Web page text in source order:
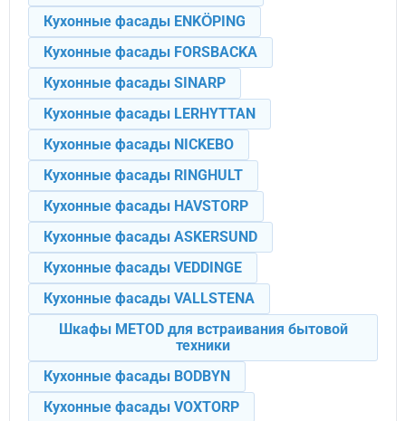
Кухонные фасады ENKÖPING
Кухонные фасады FORSBACKA
Кухонные фасады SINARP
Кухонные фасады LERHYTTAN
Кухонные фасады NICKEBO
Кухонные фасады RINGHULT
Кухонные фасады HAVSTORP
Кухонные фасады ASKERSUND
Кухонные фасады VEDDINGE
Кухонные фасады VALLSTENA
Шкафы METOD для встраивания бытовой
техники
Кухонные фасады BODBYN
Кухонные фасады VOXTORP